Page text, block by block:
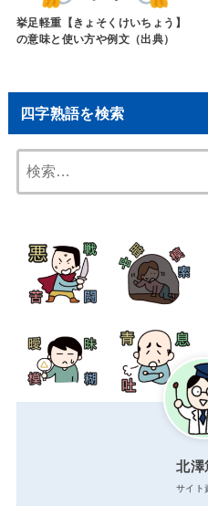
挙足軽重【きょそくけいちょう】
の意味と使い方や例文（出典）
四字熟語を検索
北澤
サイト